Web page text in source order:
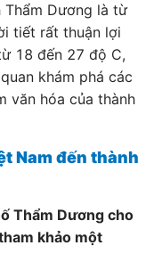
Dương là từ
tiết rất thuận lợi
18 đến 27 độ C,
khám phá các
văn hóa của thành
Nam đến thành
Thẩm Dương cho
khảo một